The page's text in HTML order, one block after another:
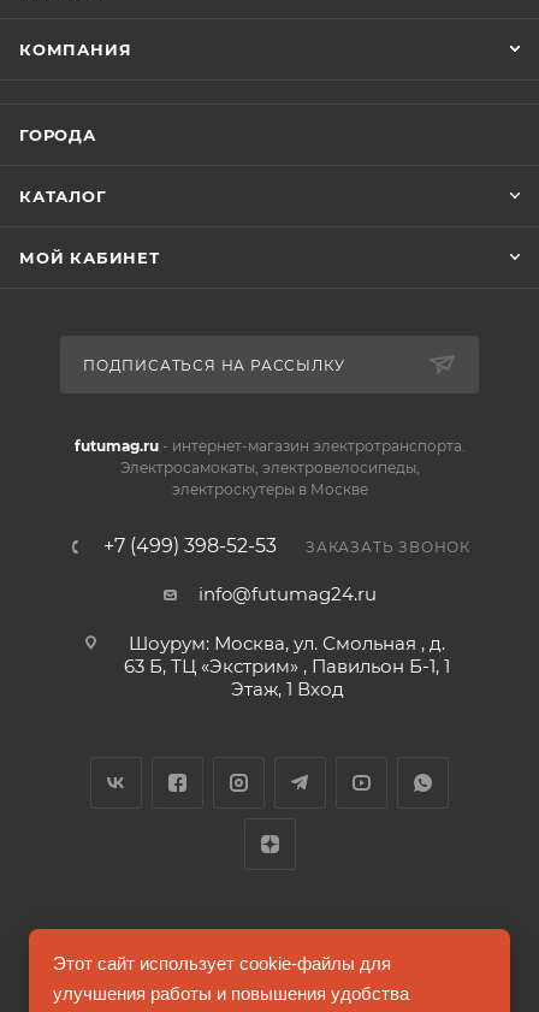
КОМПАНИЯ
ГОРОДА
КАТАЛОГ
МОЙ КАБИНЕТ
ПОДПИСАТЬСЯ НА РАССЫЛКУ
futumag.ru- интернет-магазин электротранспорта.
Электросамокаты, электровелосипеды,
электроскутеры в Москве
+7 (499) 398-52-53 ЗАКАЗАТЬ ЗВОНОК
info@futumag24.ru
Шоурум: Москва, ул. Смольная , д.
63 Б, ТЦ «Экстрим» , Павильон Б-1, 1
Этаж, 1 Вход
2026 © FUTUMAG.RU
Этот сайт использует cookie-файлы для
улучшения работы и повышения удобства